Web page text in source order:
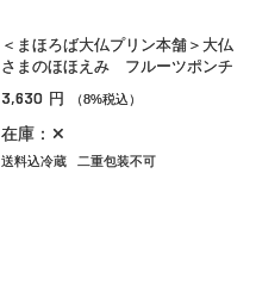
＜まほろば大仏プリン本舗＞大仏
さまのほほえみ フルーツポンチ
3,630 円 （8%税込）
在庫：✕
送料込冷蔵 二重包装不可